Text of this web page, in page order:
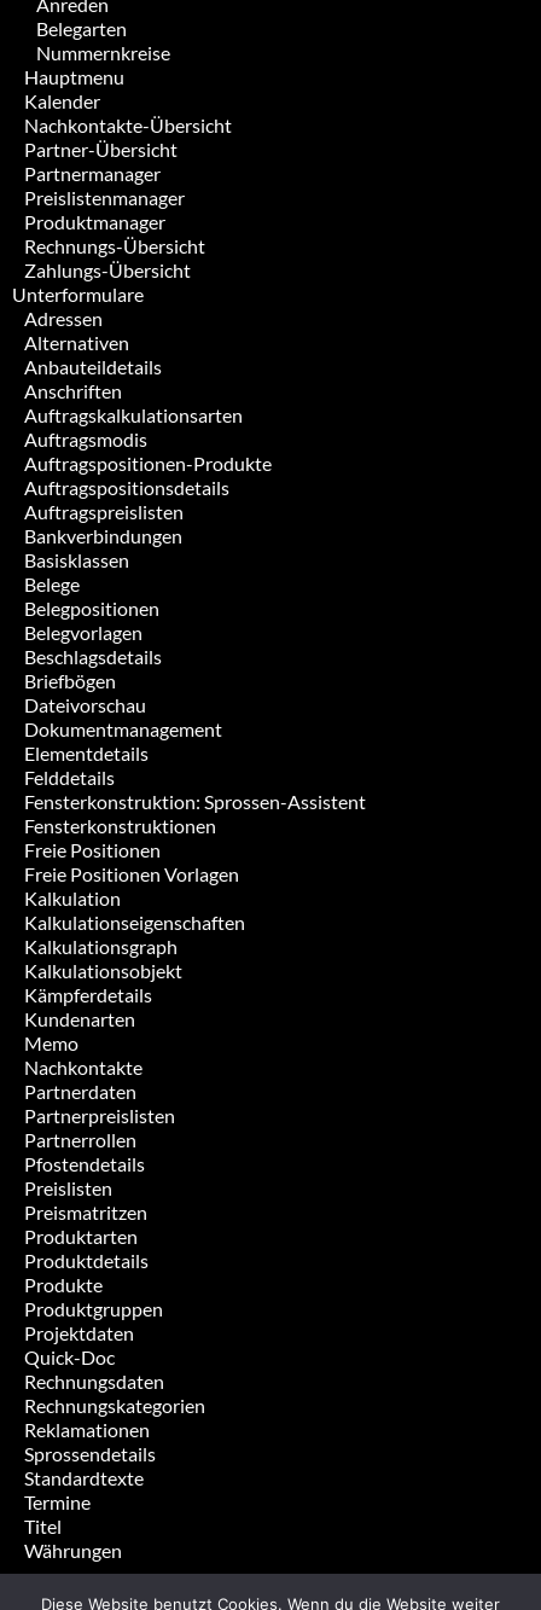
Belegarten
Nummernkreise
Hauptmenu
Kalender
Nachkontakte-Übersicht
Partner-Übersicht
Partnermanager
Preislistenmanager
Produktmanager
Rechnungs-Übersicht
Zahlungs-Übersicht
Unterformulare
Adressen
Alternativen
Anbauteildetails
Anschriften
Auftragskalkulationsarten
Auftragsmodis
Auftragspositionen-Produkte
Auftragspositionsdetails
Auftragspreislisten
Bankverbindungen
Basisklassen
Belege
Belegpositionen
Belegvorlagen
Beschlagsdetails
Briefbögen
Dateivorschau
Dokumentmanagement
Elementdetails
Felddetails
Fensterkonstruktion: Sprossen-Assistent
Fensterkonstruktionen
Freie Positionen
Freie Positionen Vorlagen
Kalkulation
Kalkulationseigenschaften
Kalkulationsgraph
Kalkulationsobjekt
Kämpferdetails
Kundenarten
Memo
Nachkontakte
Partnerdaten
Partnerpreislisten
Partnerrollen
Pfostendetails
Preislisten
Preismatritzen
Produktarten
Produktdetails
Produkte
Produktgruppen
Projektdaten
Quick-Doc
Rechnungsdaten
Rechnungskategorien
Reklamationen
Sprossendetails
Standardtexte
Termine
Titel
Währungen
Diese Website benutzt Cookies. Wenn du die Website weiter